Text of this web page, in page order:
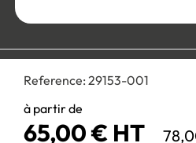
Reference: 29153-001
à partir de
65,00 € HT
Personnaliser les cookies